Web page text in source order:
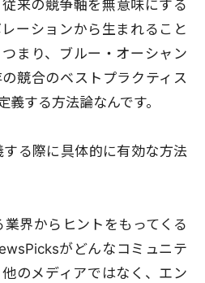
来の競争軸を無意味にする
ーションから生まれること
まり、ブルー・オーシャン
競合のベストプラクティス
義する方法論なんです。
する際に具体的に有効な方法
界からヒントをもってくる
がどんなコミュニテ
のメディアではなく、エン